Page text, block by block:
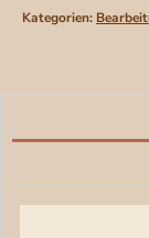
Kategorien: